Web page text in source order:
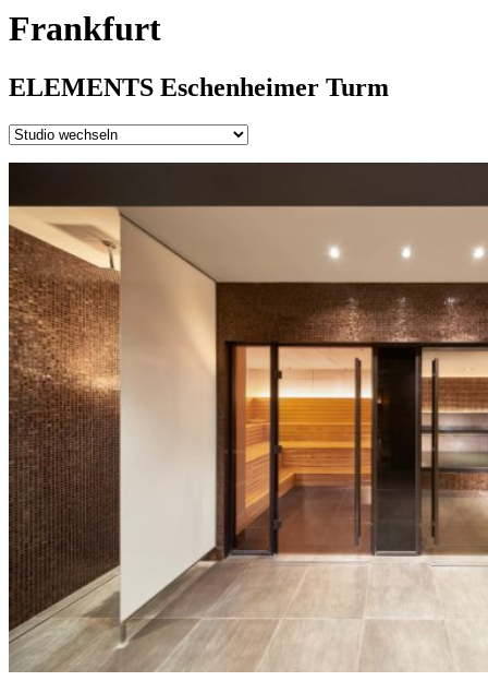
Frankfurt
ELEMENTS Eschen­heimer Turm